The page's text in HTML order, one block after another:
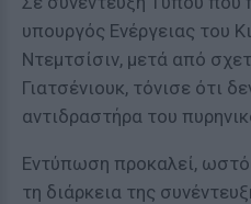
υπουργός Ενέργειας του
Ντεμτσίσιν, μετά από
Γιατσένιουκ, τόνισε ότι
αντιδραστήρα του
Εντύπωση προκαλεί,
τη διάρκεια της